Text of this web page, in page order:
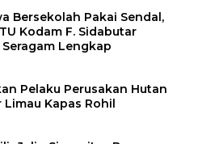
Bersekolah Pakai Sendal,
Kodam F. Sidabutar
Lengkap
Pelaku Perusakan Hutan
Kapas Rohil